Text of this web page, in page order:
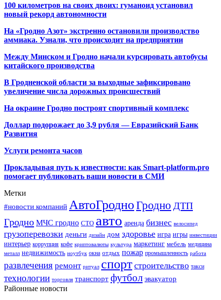
100 километров на своих двоих: гуманоид установил
новый рекорд автономности
На «Гродно Азот» экстренно остановили производство
аммиака. Узнали, что происходит на предприятии
Между Минском и Гродно начали курсировать автобусы
китайского производства
В Гродненской области за выходные зафиксировано
увеличение числа дорожных происшествий
На окраине Гродно построят спортивный комплекс
Доллар подорожает до 3,9 рубля — Евразийский Банк
Развития
Услуги ремонта часов
Прокладывая путь к известности: как Smart-platform.pro
помогает публиковать ваши новости в СМИ
Метки
#новости компаний АвтоГродноГродно ДТП
Гродно МЧС гродно СТО авто аренда бизнес велосипед
грузоперевозки деньги дизайн дом здоровье игра игры инвестиции
интерьер коррупция кофе криптовалюты культура маркетинг мебель медицина
металл недвижимость ноутбук окна отдых пожар промышленность работа
развлечения ремонт ритуал спорт строительство такси
технологии торговля транспорт футбол эвакуатор
Районные новости